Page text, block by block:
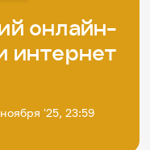
онлайн-
интернет
'25, 23:59